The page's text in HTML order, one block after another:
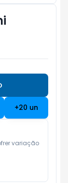
+20 un
variação